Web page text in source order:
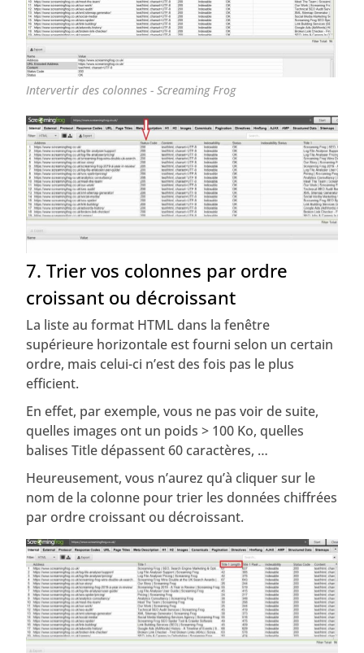
Intervertir des colonnes - Screaming Frog
7. Trier vos colonnes par ordre
croissant ou décroissant
La liste au format HTML dans la fenêtre
supérieure horizontale est fourni selon un certain
ordre, mais celui-ci n’est des fois pas le plus
efficient.
En effet, par exemple, vous ne pas voir de suite,
quelles images ont un poids > 100 Ko, quelles
balises Title dépassent 60 caractères, …
Heureusement, vous n’aurez qu’à cliquer sur le
nom de la colonne pour trier les données chiffrées
par ordre croissant ou décroissant.